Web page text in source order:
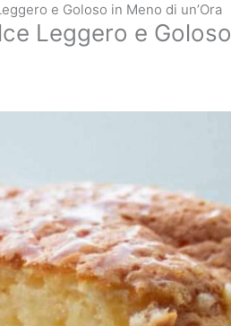
e Goloso in Meno di un’Ora
Leggero e